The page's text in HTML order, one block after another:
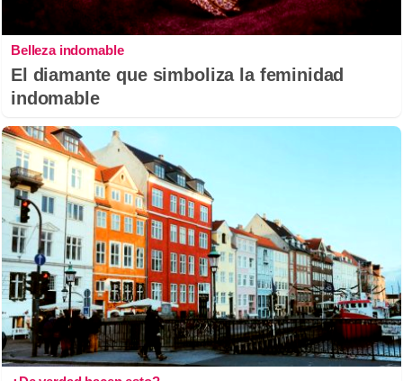
Belleza indomable
El diamante que simboliza la feminidad
indomable